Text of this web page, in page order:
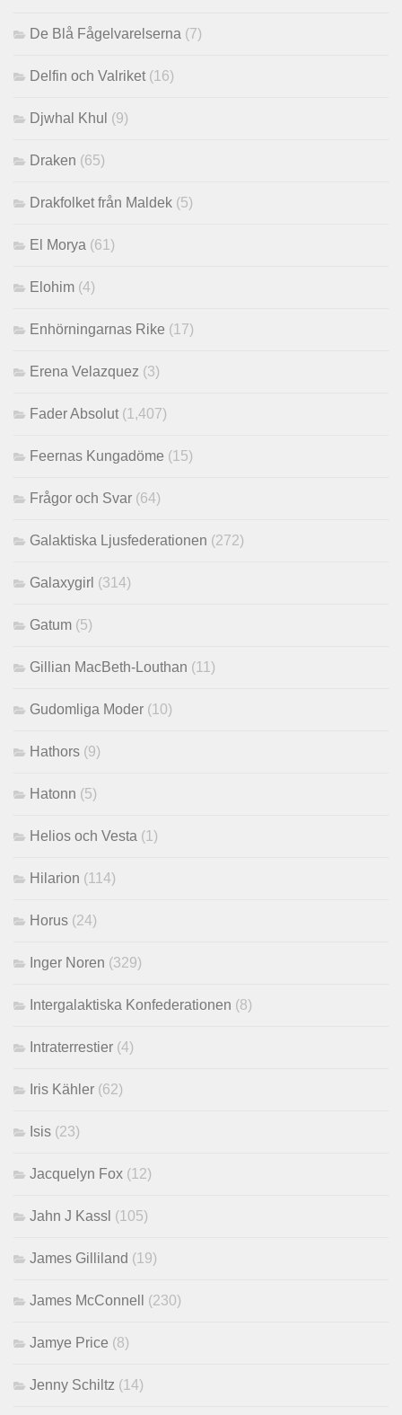
De Blå Fågelvarelserna (7)
Delfin och Valriket (16)
Djwhal Khul (9)
Draken (65)
Drakfolket från Maldek (5)
El Morya (61)
Elohim (4)
Enhörningarnas Rike (17)
Erena Velazquez (3)
Fader Absolut (1,407)
Feernas Kungadöme (15)
Frågor och Svar (64)
Galaktiska Ljusfederationen (272)
Galaxygirl (314)
Gatum (5)
Gillian MacBeth-Louthan (11)
Gudomliga Moder (10)
Hathors (9)
Hatonn (5)
Helios och Vesta (1)
Hilarion (114)
Horus (24)
Inger Noren (329)
Intergalaktiska Konfederationen (8)
Intraterrestier (4)
Iris Kähler (62)
Isis (23)
Jacquelyn Fox (12)
Jahn J Kassl (105)
James Gilliland (19)
James McConnell (230)
Jamye Price (8)
Jenny Schiltz (14)